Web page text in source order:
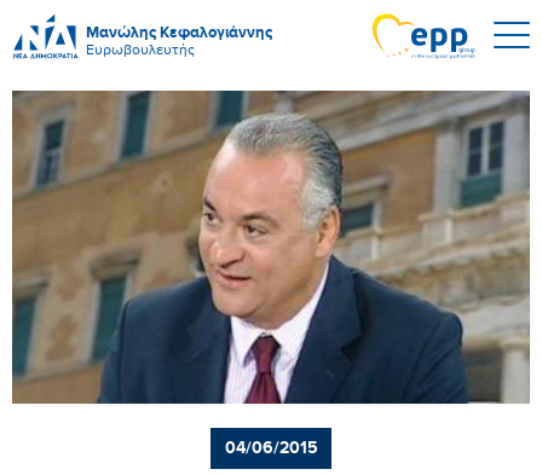
Μανώλης Κεφαλογιάννης
Ευρωβουλευτής
04/06/2015